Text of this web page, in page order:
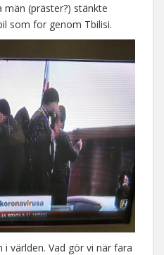
(präster?) stänkte
som for genom Tbilisi.
världen. Vad gör vi när fara